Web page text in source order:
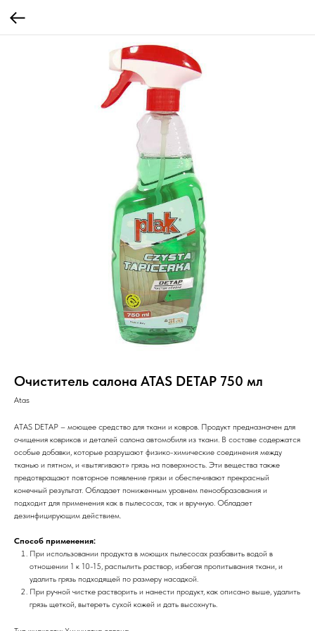
Очиститель салона ATAS DETAP 750 мл
Atas
ATAS DETAP – моющее средство для ткани и ковров. Продукт предназначен для
очищения ковриков и деталей салона автомобиля из ткани. В составе содержатся
особые добавки, которые разрушают физико-химические соединения между
тканью и пятном, и «вытягивают» грязь на поверхность. Эти вещества также
предотвращают повторное появление грязи и обеспечивают прекрасный
конечный результат. Обладает пониженным уровнем пенообразования и
подходит для применения как в пылесосах, так и вручную. Обладает
дезинфицирующим действием.
Способ применения:
При использовании продукта в моющих пылесосах разбавить водой в
отношении 1 к 10-15, распылить раствор, избегая пропитывания ткани, и
удалить грязь подходящей по размеру насадкой.
При ручной чистке растворить и нанести продукт, как описано выше, удалить
грязь щеткой, вытереть сухой кожей и дать высохнуть.